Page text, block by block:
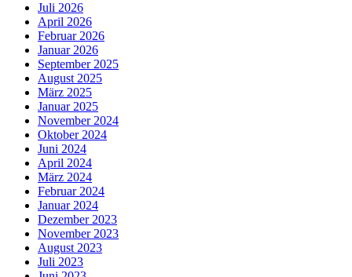
Juli 2026
April 2026
Februar 2026
Januar 2026
September 2025
August 2025
März 2025
Januar 2025
November 2024
Oktober 2024
Juni 2024
April 2024
März 2024
Februar 2024
Januar 2024
Dezember 2023
November 2023
August 2023
Juli 2023